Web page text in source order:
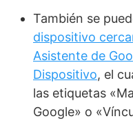
También se
dispositivo
Asistente de
Dispositivo, el
las etiquetas
Google» o